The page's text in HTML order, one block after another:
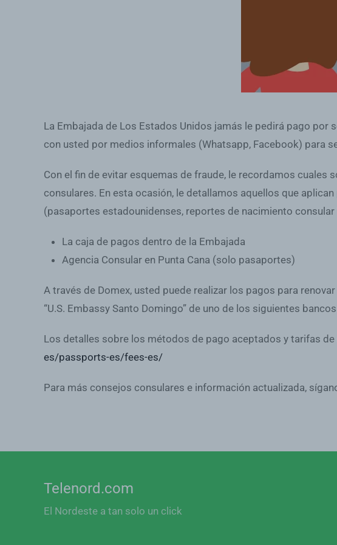
La Embajada de Los Estados Unidos jamás le pedirá pago por
con usted por medios informales (Whatsapp, Facebook) para
Con el fin de evitar esquemas de fraude, le recordamos
consulares. En esta ocasión, le detallamos aquellos que
(pasaportes estadounidenses, reportes de nacimiento
La caja de pagos dentro de la Embajada
Agencia Consular en Punta Cana (solo pasaportes)
A través de Domex, usted puede realizar los pagos para
“U.S. Embassy Santo Domingo” de uno de los siguientes
Los detalles sobre los métodos de pago aceptados y tarifas
es/passports-es/fees-es/
Para más consejos consulares e información actualizada,
Telenord.com
El Nordeste a tan solo un click